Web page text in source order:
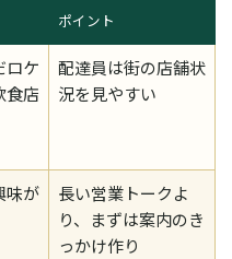
ポイント
ロケ
食店
配達員は街の店舗状
況を見やすい
味が
長い営業トークよ
り、まずは案内のき
っかけ作り